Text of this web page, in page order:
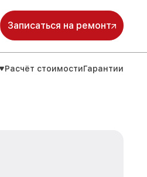
Записаться на ремонт
Расчёт стоимостиГарантии